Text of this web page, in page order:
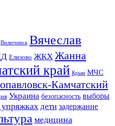
Вилючинск Вячеслав
Елизово ЖКХ Жанна
край Крым МЧС
Камчатский
Украина безопасность выборы
упряжках дети задержание
медицина